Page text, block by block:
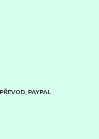
PAYPAL